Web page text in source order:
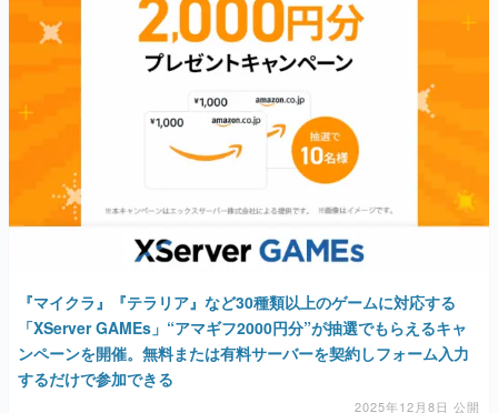
『マイクラ』『テラリア』など30種類以上のゲームに対応する
「XServer GAMEs」“アマギフ2000円分”が抽選でもらえるキャ
ンペーンを開催。無料または有料サーバーを契約しフォーム入力
するだけで参加できる
2025年12月8日 公開